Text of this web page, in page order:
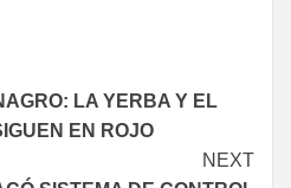
LA YERBA Y EL
EN ROJO
NEXT